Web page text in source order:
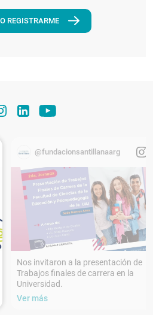
REGISTRARME
@fundacionsantillanaarg
Nos invitaron a la presentación de
Trabajos finales de carrera en la
Universidad.
Ver más